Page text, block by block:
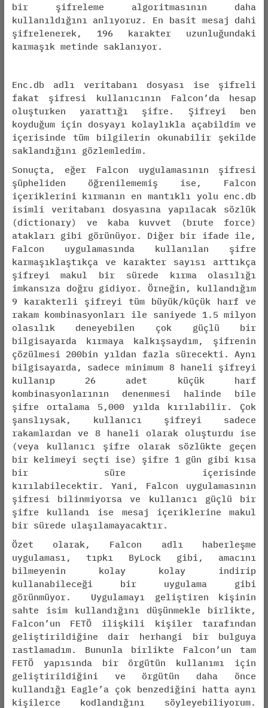
bir şifreleme algoritmasının daha
kullanıldığını anlıyoruz. En basit mesaj dahi
şifrelenerek, 196 karakter uzunluğundaki
karmaşık metinde saklanıyor.
Enc.db adlı veritabanı dosyası ise şifreli
fakat şifresi kullanıcının Falcon’da hesap
oluşturken yarattığı şifre. Şifreyi ben
koyduğum için dosyayı kolaylıkla açabildim ve
içerisinde tüm bilgilerin okunabilir şekilde
saklandığını gözlemledim.
Sonuçta, eğer Falcon uygulamasının şifresi
şüpheliden öğrenilememiş ise, Falcon
içeriklerini kırmanın en mantıklı yolu enc.db
isimli veritabanı dosyasına yapılacak sözlük
(dictionary) ve kaba kuvvet (brute force)
atakları gibi görünüyor. Diğer bir ifade ile,
Falcon uygulamasında kullanılan şifre
karmaşıklaştıkça ve karakter sayısı arttıkça
şifreyi makul bir sürede kırma olasılığı
imkansıza doğru gidiyor. Örneğin, kullandığım
9 karakterli şifreyi tüm büyük/küçük harf ve
rakam kombinasyonları ile saniyede 1.5 milyon
olasılık deneyebilen çok güçlü bir
bilgisayarda kırmaya kalkışsaydım, şifrenin
çözülmesi 200bin yıldan fazla sürecekti. Aynı
bilgisayarda, sadece minimum 8 haneli şifreyi
kullanıp 26 adet küçük harf
kombinasyonlarının denenmesi halinde bile
şifre ortalama 5,000 yılda kırılabilir. Çok
şanslıysak, kullanıcı şifreyi sadece
rakamlardan ve 8 haneli olarak oluşturdu ise
(veya kullanıcı şifre olarak sözlükte geçen
bir kelimeyi seçti ise) şifre 1 gün gibi kısa
bir süre içerisinde
kırılabilecektir. Yani, Falcon uygulamasının
şifresi bilinmiyorsa ve kullanıcı güçlü bir
şifre kullandı ise mesaj içeriklerine makul
bir sürede ulaşılamayacaktır.
Özet olarak, Falcon adlı haberleşme
uygulaması, tıpkı ByLock gibi, amacını
bilmeyenin kolay kolay indirip
kullanabileceği bir uygulama gibi
görünmüyor. Uygulamayı geliştiren kişinin
sahte isim kullandığını düşünmekle birlikte,
Falcon’un FETÖ ilişkili kişiler tarafından
geliştirildiğine dair herhangi bir bulguya
rastlamadım. Bununla birlikte Falcon’un tam
FETÖ yapısında bir örgütün kullanımı için
geliştirildiğini ve örgütün daha önce
kullandığı Eagle’a çok benzediğini hatta aynı
kişilerce kodlandığını söyleyebiliyorum.